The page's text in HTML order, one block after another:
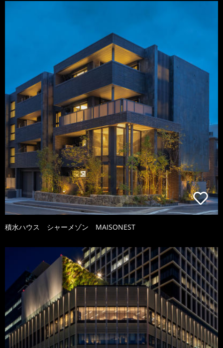
積水ハウス シャーメゾン MAISONEST